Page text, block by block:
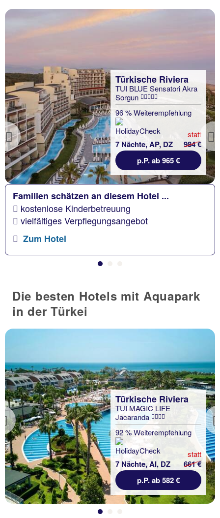
Previous
Türkische Riviera
TUI BLUE Sensatori Akra
Sorgun
96 % Weiterempfehlung
7 Nächte, AP, DZ
statt
984 €
p.P. ab 965 €
Familien schätzen an diesem Hotel ...
kostenlose Kinderbetreuung
vielfältiges Verpflegungsangebot
Zum Hotel
Die besten Hotels mit Aquapark
in der Türkei
Previous
Türkische Riviera
TUI MAGIC LIFE
Jacaranda
92 % Weiterempfehlung
7 Nächte, AI, DZ
statt
661 €
p.P. ab 582 €